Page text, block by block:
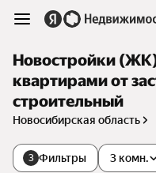
Новостройки
квартирами от
строительный
Новосибирская область
3 Фильтры 3 комн.